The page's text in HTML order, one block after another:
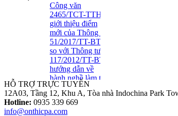
Công văn
2465/TCT-TTHT
giới thiệu điểm
mới của Thông tư
51/2017/TT-BTC
so với Thông tư
117/2012/TT-BTC
hướng dẫn về
hành nghề làm thủ
tục về thuế
Tuyển Dụng Trợ Lý Kiểm
Toán Năm 2016
HỖ TRỢ TRỰC TUYẾN
12A03, Tầng 12, Khu A, Tòa nhà Indochina Park
Hotline: 0935 339 669
info@onthicpa.com